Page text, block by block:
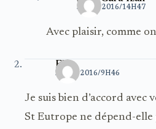
3 JUIN 2016/14H47
Avec plaisir, comme
Elle
2 JUIN 2016/9H46
Je suis bien d’accord avec
St Eutrope ne dépend-elle